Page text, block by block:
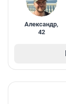
Александр,
42